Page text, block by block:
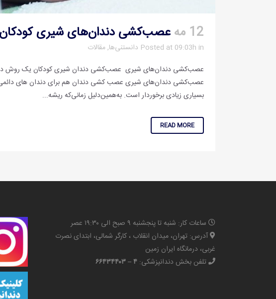
12 مه عصب‌کشی دندان‌های شیری کودکان
Posted at 09:03h in دانستنی‌ها,مقالات
عصب‌کشی دندان‌های شیری عصب‌کشی دندان شیری کودکان یک روش
عصب‌کشی دندان‌های شیری عصب کشی دندان هم برای دندان های دائمی
بسیاری زیادی برخوردار است. به‌همین‌دلیل زمانی‌که ریشه...
READ MORE
ساعات کار: شنبه تا پنجشنبه ۹ صبح الی ۱۹:۳۰ عصر
آدرس: تهران، میدان انقلاب ، کارگر شمالی، ابتدای نصرت
غربی، درمانگاه ایران زمین
تلفن بخش دندانپزشکی: ۴ – ۶۶۴۳۴۴۰۳